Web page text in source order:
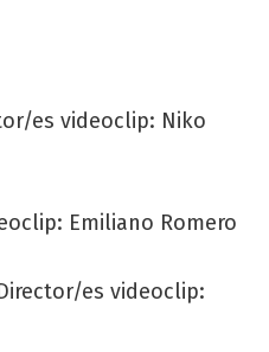
es videoclip: Niko
Emiliano Romero
es videoclip: